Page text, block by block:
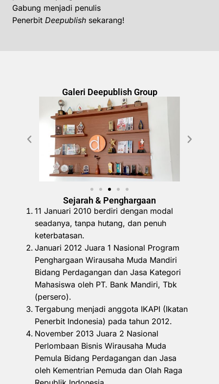
Gabung menjadi penulis
Penerbit Deepublish sekarang!
Galeri Deepublish Group
Sejarah & Penghargaan
11 Januari 2010 berdiri dengan modal
seadanya, tanpa hutang, dan penuh
keterbatasan.
Januari 2012 Juara 1 Nasional Program
Penghargaan Wirausaha Muda Mandiri
Bidang Perdagangan dan Jasa Kategori
Mahasiswa oleh PT. Bank Mandiri, Tbk
(persero).
Tergabung menjadi anggota IKAPI (Ikatan
Penerbit Indonesia) pada tahun 2012.
November 2013 Juara 2 Nasional
Perlombaan Bisnis Wirausaha Muda
Pemula Bidang Perdagangan dan Jasa
oleh Kementrian Pemuda dan Olah Raga